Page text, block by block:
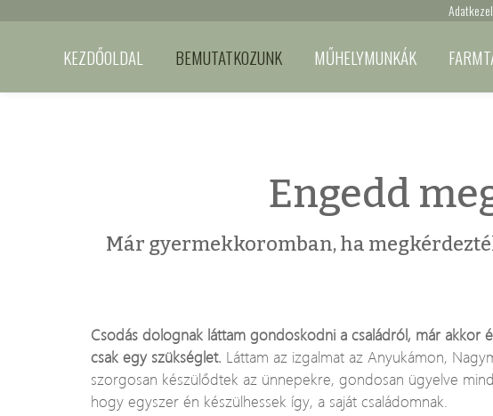
KEZDŐOLDAL BEMUTATKOZUNK MŰHELYMUNKÁK
Engedd
Már gyermekkoromban, ha
Csodás dolognak láttam gondoskodni a családról, már akkor
csak egy szükséglet. Láttam az izgalmat az Anyukámon,
szorgosan készülődtek az ünnepekre, gondosan ügyelve
hogy egyszer én készülhessek így, a saját családomnak.